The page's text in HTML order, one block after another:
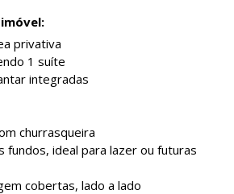
privativa
1 suíte
integradas
churrasqueira
fundos, ideal para lazer ou futuras
cobertas, lado a lado